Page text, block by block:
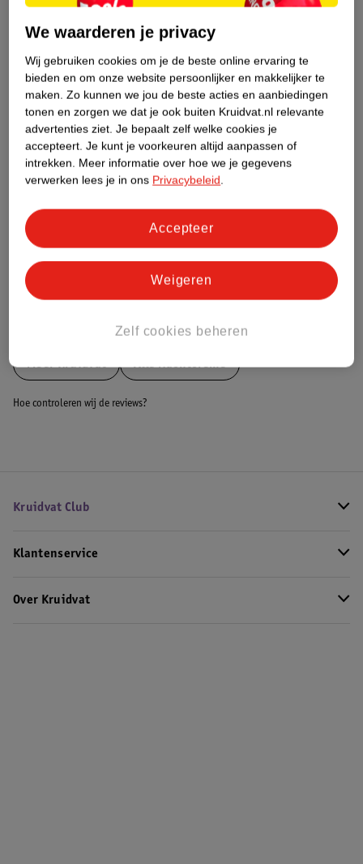
Nature Impact Score
Rood (-) = hoge impact op het milieu.
Groen (+) = lage impact op het milieu.
Gebaseerd op wereldwijde
gemiddelden.
Nature Impact Score: 76%
Huidverzorging/Vochtinbrengende Producten gemiddelde: 52%
Hogere score betekent lagere impact
Bestel & Bezorginformatie
MeerKruidvat Alle Nachtcreme
Hoe controleren wij de reviews?
Kruidvat Club
Klantenservice
Over Kruidvat
We waarderen je privacy
Wij gebruiken cookies om je de beste online ervaring te
bieden en om onze website persoonlijker en makkelijker te
maken. Zo kunnen we jou de beste acties en aanbiedingen
tonen en zorgen we dat je ook buiten Kruidvat.nl relevante
advertenties ziet. Je bepaalt zelf welke cookies je
accepteert. Je kunt je voorkeuren altijd aanpassen of
intrekken. Meer informatie over hoe we je gegevens
verwerken lees je in ons Privacybeleid.
Zelf cookies beheren
Weigeren
Accepteer